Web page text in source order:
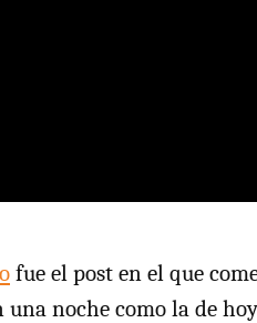
fue el post en el que
noche como la de